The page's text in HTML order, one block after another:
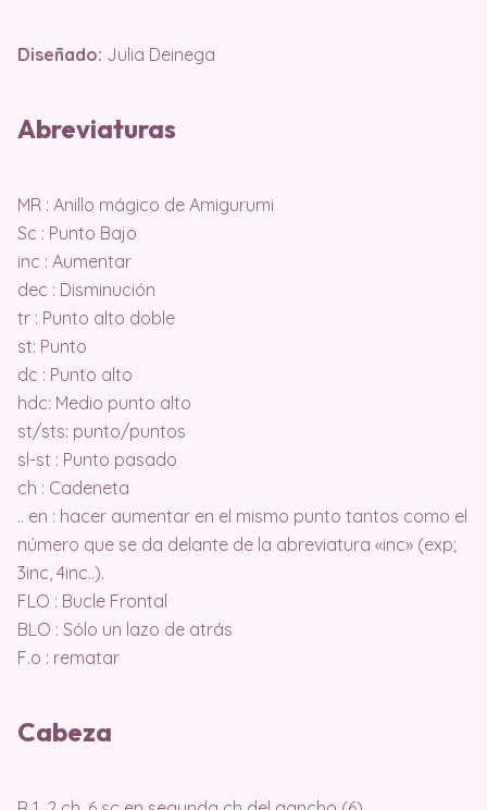
Diseñado: Julia Deinega
Abreviaturas
MR : Anillo mágico de Amigurumi
Sc : Punto Bajo
inc : Aumentar
dec : Disminución
tr : Punto alto doble
st: Punto
dc : Punto alto
hdc: Medio punto alto
st/sts: punto/puntos
sl-st : Punto pasado
ch : Cadeneta
.. en : hacer aumentar en el mismo punto tantos como el
número que se da delante de la abreviatura «inc» (exp;
3inc, 4inc..).
FLO : Bucle Frontal
BLO : Sólo un lazo de atrás
F.o : rematar
Cabeza